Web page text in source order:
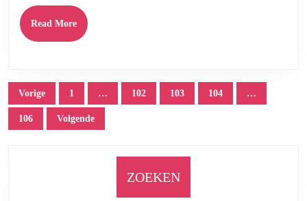
Read MoreRead
More
Posts
pagination
Vorige 1 … 102 103 104 …
106 Volgende
ZOEKEN